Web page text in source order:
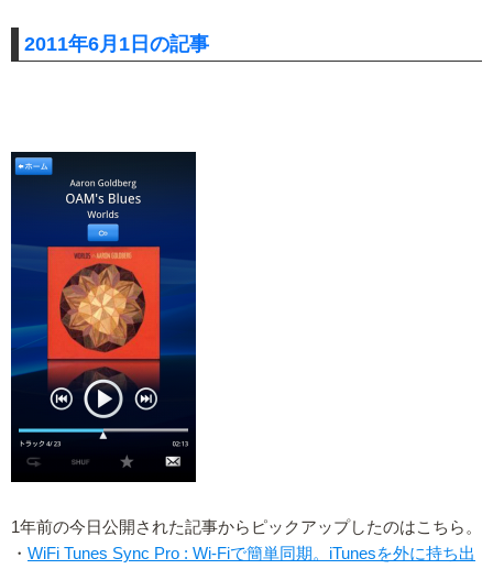
2011年6月1日の記事
1年前の今日公開された記事からピックアップしたのはこちら。
・ WiFi Tunes Sync Pro : Wi-Fiで簡単同期。iTunesを外に持ち出